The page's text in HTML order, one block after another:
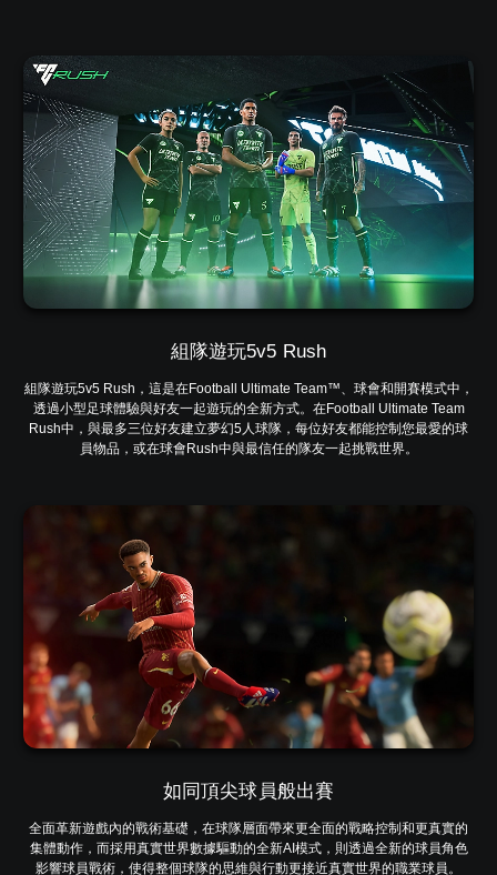
組隊遊玩5v5 Rush
組隊遊玩5v5 Rush，這是在Football Ultimate Team™、球會和開賽模式中，
透過小型足球體驗與好友一起遊玩的全新方式。在Football Ultimate Team
Rush中，與最多三位好友建立夢幻5人球隊，每位好友都能控制您最愛的球
員物品，或在球會Rush中與最信任的隊友一起挑戰世界。
如同頂尖球員般出賽
全面革新遊戲內的戰術基礎，在球隊層面帶來更全面的戰略控制和更真實的
集體動作，而採用真實世界數據驅動的全新AI模式，則透過全新的球員角色
影響球員戰術，使得整個球隊的思維與行動更接近真實世界的職業球員。